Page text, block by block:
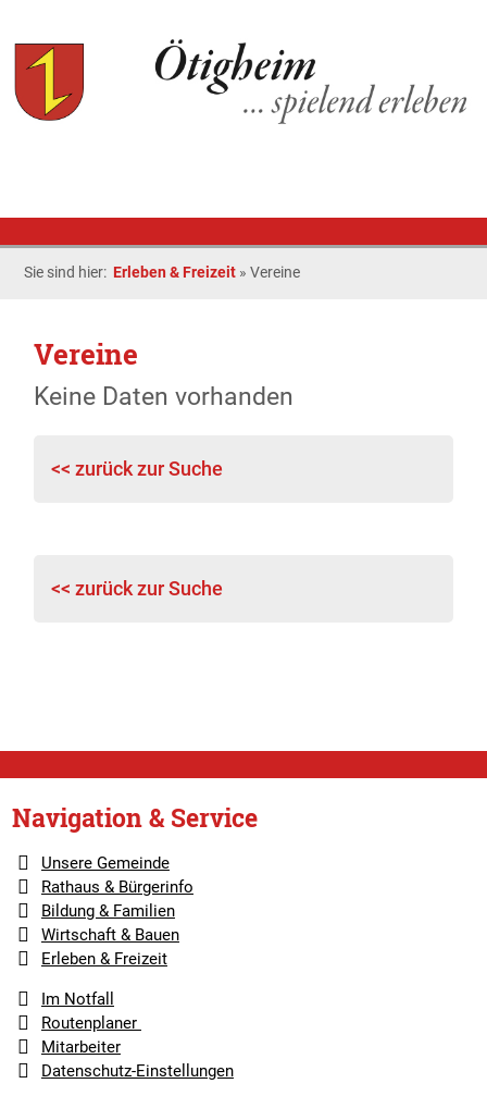
Sie sind hier: Erleben & Freizeit »Vereine
Vereine
Keine Daten vorhanden
<< zurück zur Suche
<< zurück zur Suche
Navigation & Service
Unsere Gemeinde
Rathaus & Bürgerinfo
Bildung & Familien
Wirtschaft & Bauen
Erleben & Freizeit
Im Notfall
Routenplaner
Mitarbeiter
Datenschutz-Einstellungen